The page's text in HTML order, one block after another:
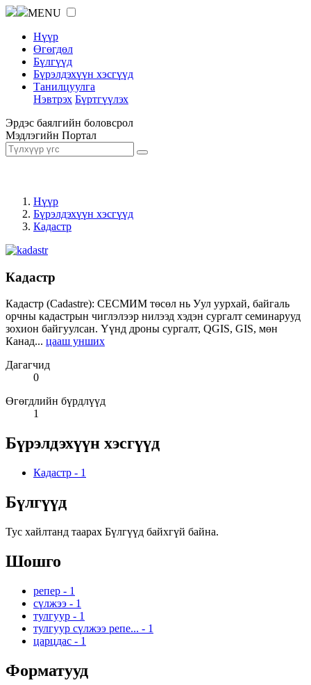
MENU
Нүүр
Өгөгдөл
Бүлгүүд
Бүрэлдэхүүн хэсгүүд
Танилцуулга
Нэвтрэх Бүртгүүлэх
Эрдэс баялгийн боловсрол
Мэдлэгийн Портал
Нүүр
Бүрэлдэхүүн хэсгүүд
Кадастр
Кадастр
Кадастр (Cadastre): СЕСМИМ төсөл нь Уул уурхай, байгаль
орчны кадастрын чиглэлээр нилээд хэдэн сургалт семинарууд
зохион байгуулсан. Үүнд дроны сургалт, QGIS, GIS, мөн
Канад... цааш унших
Дагагчид
0
Өгөгдлийн бүрдлүүд
1
Бүрэлдэхүүн хэсгүүд
Кадастр - 1
Бүлгүүд
Тус хайлтанд таарах Бүлгүүд байхгүй байна.
Шошго
репер - 1
сүлжээ - 1
тулгуур - 1
тулгуур сүлжээ репе... - 1
царцдас - 1
Форматууд